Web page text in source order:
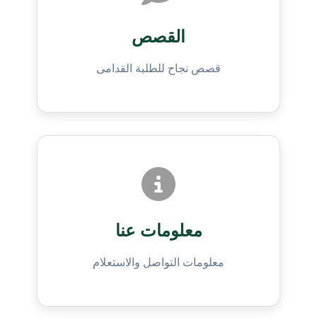
القصص
قصص نجاح للطلبة القدامى
معلومات عنا
معلومات التواصل والاستعلام